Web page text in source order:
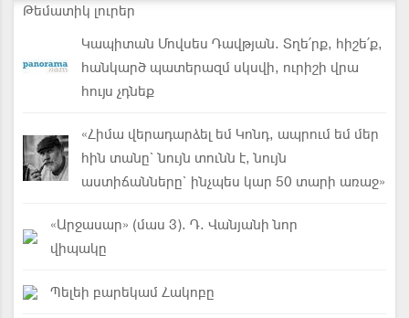
Թեմատիկ լուրեր
Կապիտան Մովսես Դավթյան. Տղե՛րք, հիշե՛ք,
հանկարծ պատերազմ սկսվի, ուրիշի վրա
հույս չդնեք
«Հիմա վերադարձել եմ Կոնդ, ապրում եմ մեր
հին տանը` նույն տունն է, նույն
աստիճանները` ինչպես կար 50 տարի առաջ»
«Արջասար» (մաս 3). Դ. Վանյանի նոր
վիպակը
Պելեի բարեկամ Հակոբը